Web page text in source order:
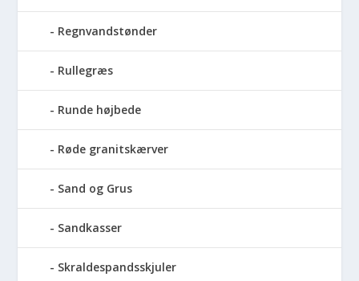
Regnvandstønder
Rullegræs
Runde højbede
Røde granitskærver
Sand og Grus
Sandkasser
Skraldespandsskjuler